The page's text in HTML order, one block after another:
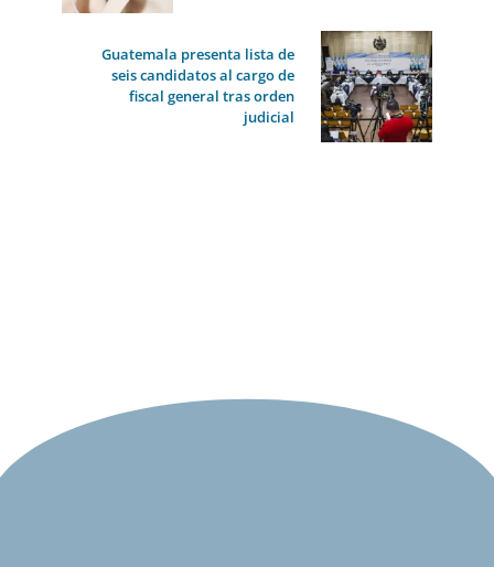
Guatemala presenta lista de
seis candidatos al cargo de
fiscal general tras orden
judicial